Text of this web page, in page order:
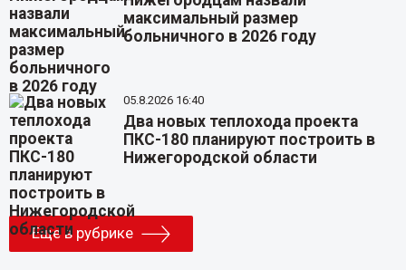
максимальный размер
больничного в 2026 году
05.8.2026 16:40
Два новых теплохода проекта
ПКС-180 планируют построить в
Нижегородской области
Еще в рубрике